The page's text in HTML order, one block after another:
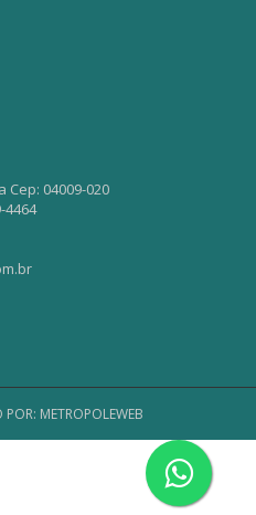
Cep: 04009-020
4464
POR: METROPOLEWEB